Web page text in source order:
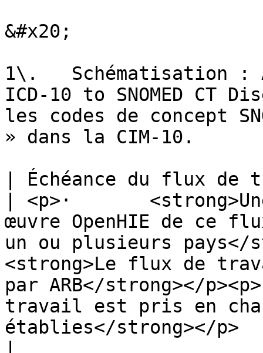
&#x20;
1\.   Schématisation :
ICD-10 to SNOMED CT
les codes de concept
» dans la CIM-10.
| Échéance du flux
| <p>·
œuvre OpenHIE de ce
un ou plusieurs pays</
<strong>Le flux de
par ARB</strong></
travail est pris en
établies</strong></p>